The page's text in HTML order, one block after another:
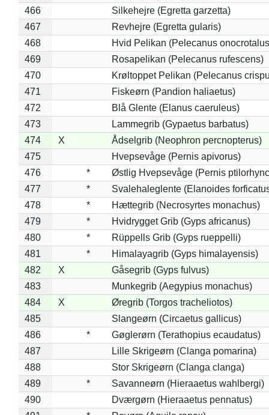
466
Silkehejre (Egretta garzetta)
467
Revhejre (Egretta gularis)
468
Hvid Pelikan (Pelecanus
469
Rosapelikan (Pelecanus rufescens)
470
Krøltoppet Pelikan (Pelecanus
471
Fiskeørn (Pandion haliaetus)
472
Blå Glente (Elanus caeruleus)
473
Lammegrib (Gypaetus barbatus)
474
X
Ådselgrib (Neophron percnopterus)
475
Hvepsevåge (Pernis apivorus)
476
*
Østlig Hvepsevåge (Pernis
477
*
Svalehaleglente (Elanoides
478
*
Hættegrib (Necrosyrtes monachus)
479
*
Hvidrygget Grib (Gyps africanus)
480
*
Rüppells Grib (Gyps rueppelli)
481
*
Himalayagrib (Gyps himalayensis)
482
X
Gåsegrib (Gyps fulvus)
483
Munkegrib (Aegypius monachus)
484
X
Øregrib (Torgos tracheliotos)
485
Slangeørn (Circaetus gallicus)
486
*
Gøglerørn (Terathopius ecaudatus)
487
Lille Skrigeørn (Clanga pomarina)
488
Stor Skrigeørn (Clanga clanga)
489
*
Savanneørn (Hieraaetus wahlbergi)
490
Dværgørn (Hieraaetus pennatus)